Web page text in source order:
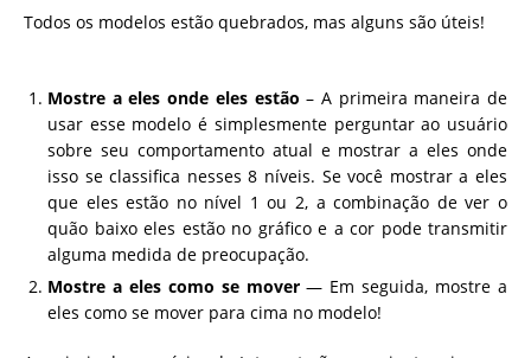
Todos os modelos estão quebrados, mas alguns são úteis!
Mostre a eles onde eles estão – A primeira maneira de
usar esse modelo é simplesmente perguntar ao usuário
sobre seu comportamento atual e mostrar a eles onde
isso se classifica nesses 8 níveis. Se você mostrar a eles
que eles estão no nível 1 ou 2, a combinação de ver o
quão baixo eles estão no gráfico e a cor pode transmitir
alguma medida de preocupação.
Mostre a eles como se mover— Em seguida, mostre a
eles como se mover para cima no modelo!